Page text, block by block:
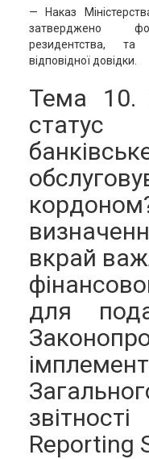
— Наказ
затверджено
резидентства, та
відповідної довідки.
Тема 10.
вкрай
для
Reporting